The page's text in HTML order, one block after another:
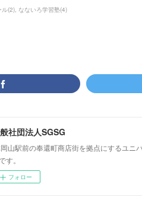
ル(2) なないろ学習塾(4)
社団法人SGSG
山駅前の奉還町商店街を拠点にするユニ
す。
フォロー